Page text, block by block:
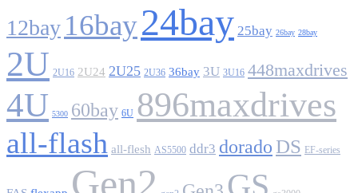
12bay 16bay24bay 25bay 26bay 28bay
2U 2U16 2U24 2U25 2U36 36bay 3U 3U16 448maxdrives
4U 5300 60bay 6U 896maxdrives
all-flash all-flesh AS5500 ddr3 dorado DS EF-series
Gen2